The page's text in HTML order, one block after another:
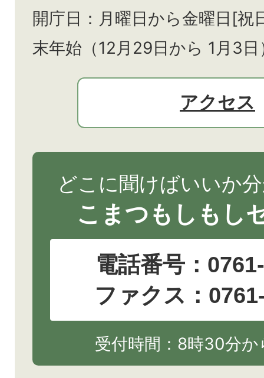
開庁日：月曜日から金曜日[祝
末年始（12月29日から 1月3
アクセス
どこに聞けばいいか
こまつもしもし
電話番号：
ファクス：
受付時間：8時30分